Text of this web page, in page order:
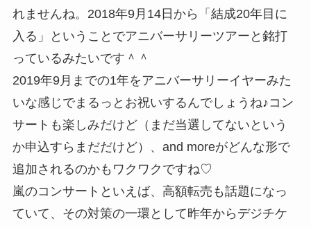
れませんね。2018年9月14日から「結成20年目に
入る」ということでアニバーサリーツアーと銘打
っているみたいです＾＾
2019年9月までの1年をアニバーサリーイヤーみた
いな感じでまるっとお祝いするんでしょうね♪コン
サートも楽しみだけど（まだ当選してないという
か申込すらまだだけど）、and moreがどんな形で
追加されるのかもワクワクですね♡
嵐のコンサートといえば、高額転売も話題になっ
ていて、その対策の一環として昨年からデジチケ